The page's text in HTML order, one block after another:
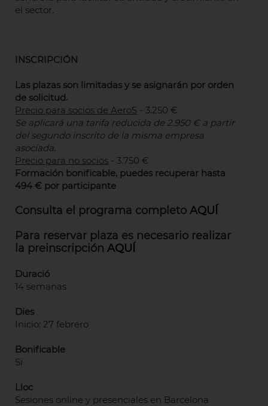
el sector.
INSCRIPCIÓN
Las plazas son limitadas y se asignarán por orden
de solicitud.
Precio para socios de AeroS - 3.250 €
Se aplicará una tarifa reducida de 2.950 € a partir
del segundo inscrito de la misma empresa
asociada.
Precio para no socios - 3.750 €
Formación bonificable, puedes recuperar hasta
494 € por participante
Consulta el programa completoAQUÍ
Para reservar plaza es necesario realizar
la preinscripciónAQUÍ
Duració
14 semanas
Dies
Inicio: 27 febrero
Bonificable
Si
Lloc
Sesiones online y presenciales en Barcelona